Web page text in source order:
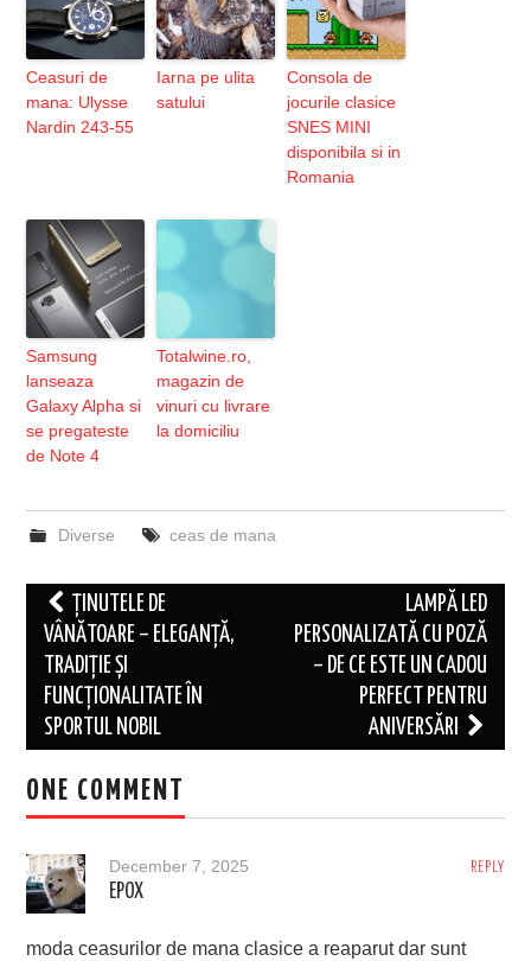
Ceasuri de
mana: Ulysse
Nardin 243-55
Iarna pe ulita
satului
Consola de
jocurile clasice
SNES MINI
disponibila si in
Romania
Samsung
lanseaza
Galaxy Alpha si
se pregateste
de Note 4
Totalwine.ro,
magazin de
vinuri cu livrare
la domiciliu
Diverse ceas de mana
Post
navigation
ȚINUTELE DE
VÂNĂTOARE – ELEGANȚĂ,
TRADIȚIE ȘI
FUNCȚIONALITATE ÎN
SPORTUL NOBIL
LAMPĂ LED
PERSONALIZATĂ CU POZĂ
– DE CE ESTE UN CADOU
PERFECT PENTRU
ANIVERSĂRI
ONE COMMENT
REPLY
December 7, 2025
EPOX
moda ceasurilor de mana clasice a reaparut dar sunt